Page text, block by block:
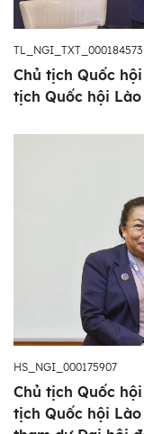
TL_NGI_TXT_000184573
Chủ tịch Quốc
tịch Quốc hội Lào
HS_NGI_000175907
Chủ tịch Quốc
tịch Quốc hội Lào